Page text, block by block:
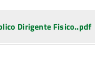
Dirigente Fisico..pdf